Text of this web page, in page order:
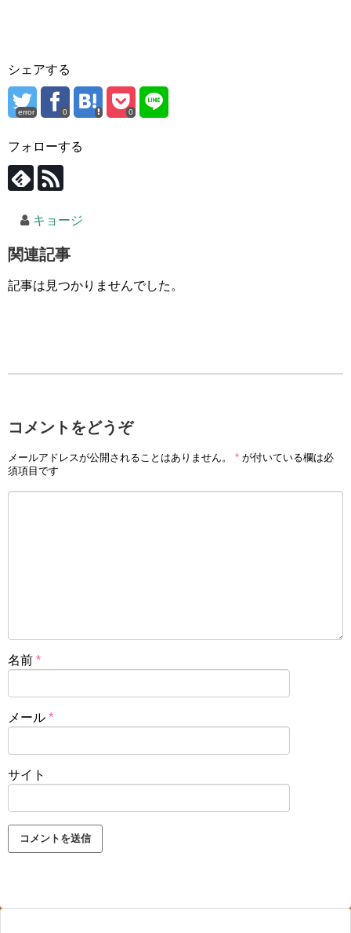
シェアする
error 0 0
フォローする
キョージ
関連記事
記事は見つかりませんでした。
コメントをどうぞ
メールアドレスが公開されることはありません。 * が付いている欄は必
須項目です
名前 *
メール *
サイト